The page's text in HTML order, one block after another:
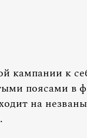
кампании к
поясами в
на